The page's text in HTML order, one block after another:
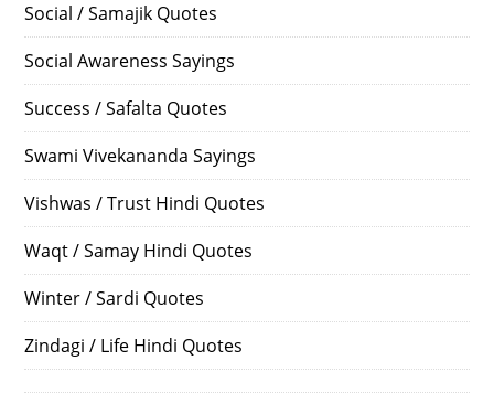
Social / Samajik Quotes
Social Awareness Sayings
Success / Safalta Quotes
Swami Vivekananda Sayings
Vishwas / Trust Hindi Quotes
Waqt / Samay Hindi Quotes
Winter / Sardi Quotes
Zindagi / Life Hindi Quotes